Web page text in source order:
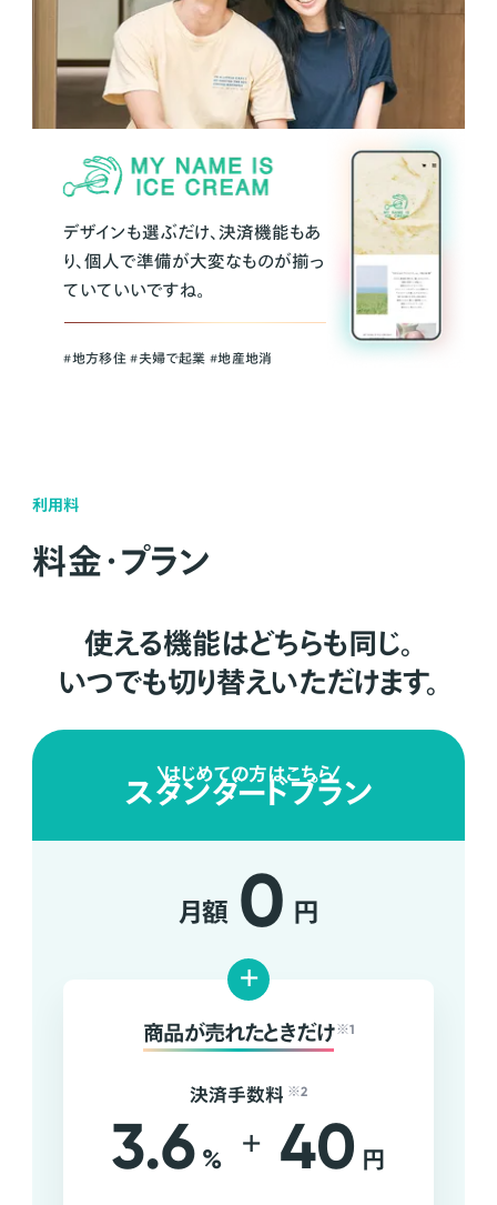
デザインも選ぶだけ、決済機能もあ
り、個人で準備が大変なものが揃っ
ていていいですね。
#地方移住 #夫婦で起業 #地産地消
利用料
料金・プラン
使える機能はどちらも同じ。
いつでも切り替えいただけます。
はじめての方はこちら
スタンダードプラン
月額 0 円
+
商品が売れたときだけ ※1
決済手数料 ※2
3.6 % + 40 円